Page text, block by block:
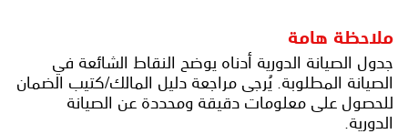
ملاحظة هامة
جدول الصيانة الدورية أدناه يوضح النقاط الشائعة في
الصيانة المطلوبة. يُرجى مراجعة دليل المالك/كتيب الضمان
للحصول على معلومات دقيقة ومحددة عن الصيانة
الدورية.